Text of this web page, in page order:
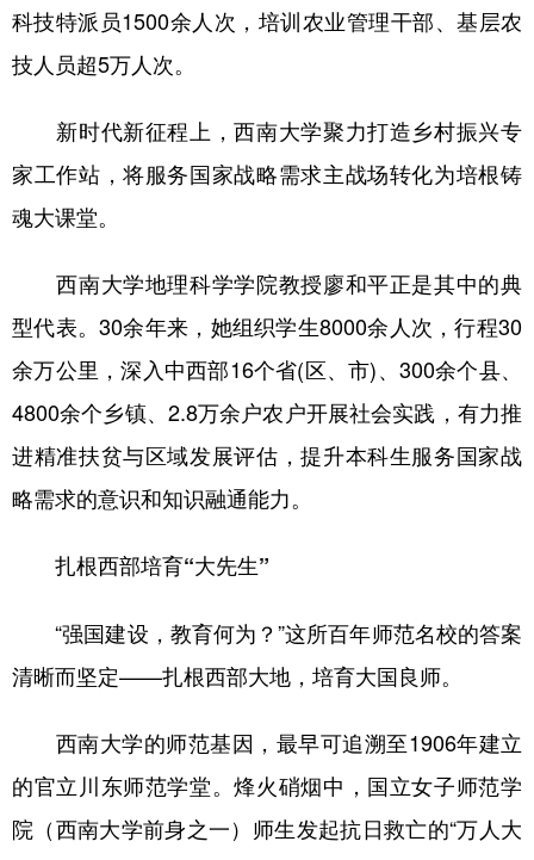
科技特派员1500余人次，培训农业管理干部、基层农
技人员超5万人次。
新时代新征程上，西南大学聚力打造乡村振兴专
家工作站，将服务国家战略需求主战场转化为培根铸
魂大课堂。
西南大学地理科学学院教授廖和平正是其中的典
型代表。30余年来，她组织学生8000余人次，行程30
余万公里，深入中西部16个省(区、市)、300余个县、
4800余个乡镇、2.8万余户农户开展社会实践，有力推
进精准扶贫与区域发展评估，提升本科生服务国家战
略需求的意识和知识融通能力。
扎根西部培育“大先生”
“强国建设，教育何为？”这所百年师范名校的答案
清晰而坚定——扎根西部大地，培育大国良师。
西南大学的师范基因，最早可追溯至1906年建立
的官立川东师范学堂。烽火硝烟中，国立女子师范学
院（西南大学前身之一）师生发起抗日救亡的“万人大